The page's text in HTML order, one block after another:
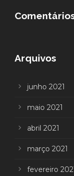
Arquivos
junho 2021
maio 2021
abril 2021
março 2021
fevereiro